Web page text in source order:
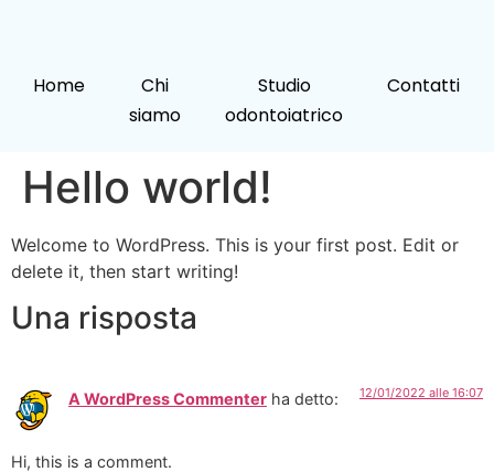
Home
Chi
siamo
Studio
odontoiatrico
Contatti
Hello world!
Welcome to WordPress. This is your first post. Edit or
delete it, then start writing!
Una risposta
A WordPress Commenter ha detto: 12/01/2022 alle 16:07
Hi, this is a comment.